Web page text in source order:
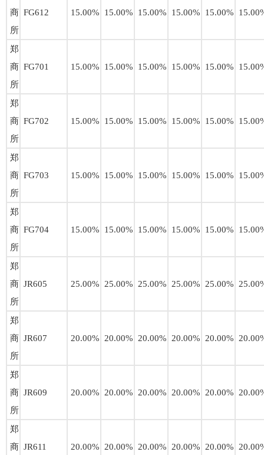
商
所
FG612 15.00% 15.00% 15.00% 15.00% 15.00%
郑
商
所
FG701 15.00% 15.00% 15.00% 15.00% 15.00%
郑
商
所
FG702 15.00% 15.00% 15.00% 15.00% 15.00%
郑
商
所
FG703 15.00% 15.00% 15.00% 15.00% 15.00%
郑
商
所
FG704 15.00% 15.00% 15.00% 15.00% 15.00%
郑
商
所
JR605 25.00% 25.00% 25.00% 25.00% 25.00%
郑
商
所
JR607 20.00% 20.00% 20.00% 20.00% 20.00%
郑
商
所
JR609 20.00% 20.00% 20.00% 20.00% 20.00%
郑
商 JR611 20.00% 20.00% 20.00% 20.00% 20.00%